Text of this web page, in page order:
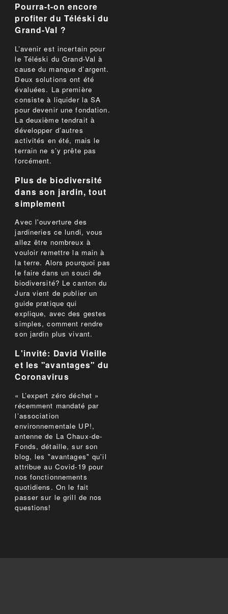
Pourra-t-on encore
profiter du Téléski du
Grand-Val ?
L’avenir est incertain pour
le Téléski du Grand-Val à
cause du manque d’argent.
Deux solutions ont été
évaluées. La première
consiste à liquider la SA
pour devenir une fondation.
La deuxième tendrait à
développer d’autres
activités en été, mais le
terrain ne s’y prête pas
forcément.
Plus de biodiversité
dans son jardin, tout
simplement
Avec l'ouverture des
jardineries ce lundi, vous
allez être nombreux à
vouloir remettre la main à
la terre. Alors pourquoi pas
le faire dans un souci de
biodiversité? Le canton du
Jura vient de publier un
guide pratique qui
explique, avec des gestes
simples, comment rendre
son jardin plus vivant.
L'invité: David Vieille
et les "avantages" du
Coronavirus
« L’expert zéro déchet »
récemment mandaté par
l’association
environnementale UP!,
antenne de La Chaux-de-
Fonds, détaille, sur son
blog, les "avantages" qu'il
attribue au Covid-19 pour
nos fonctionnements
quotidiens. On le fait
passer sur le grill de nos
questions!